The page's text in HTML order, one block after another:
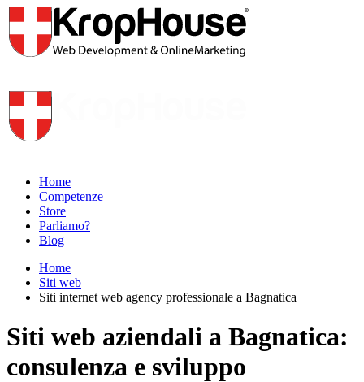
Home
Competenze
Store
Parliamo?
Blog
Home
Siti web
Siti internet web agency professionale a Bagnatica
Siti web aziendali a Bagnatica:
consulenza e sviluppo